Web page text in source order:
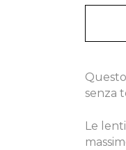
senza
Le lenti